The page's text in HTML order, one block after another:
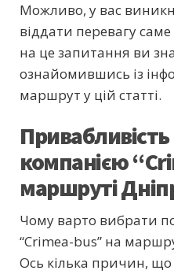
Можливо, у вас
віддати перевагу саме
на це запитання ви
ознайомившись із
маршрут у цій статті.
компанією
маршруті
Чому варто вибрати
“Crimea-bus” на
Ось кілька причин,